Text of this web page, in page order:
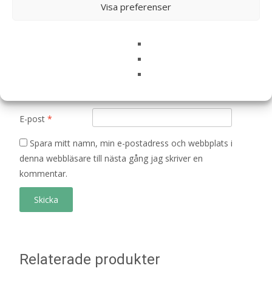
Visa preferenser
E-post *
Spara mitt namn, min e-postadress och webbplats i
denna webbläsare till nästa gång jag skriver en
kommentar.
Relaterade produkter